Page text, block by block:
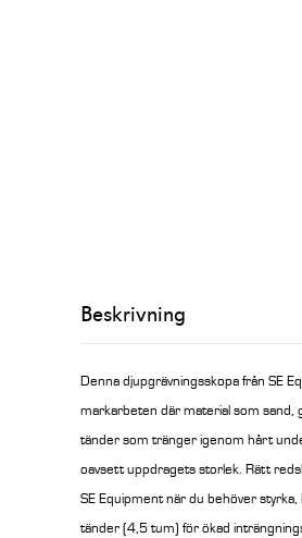
Beskrivning
Denna djupgrävningsskopa från SE
markarbeten där material som
tänder som tränger igenom hårt
oavsett uppdragets storlek.Rätt
SE Equipment när du behöver
tänder (4,5 tum) för ökad